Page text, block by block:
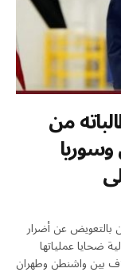
من
بالتعويض عن أضرار
ضحايا عملياتها
بين واشنطن وطهران